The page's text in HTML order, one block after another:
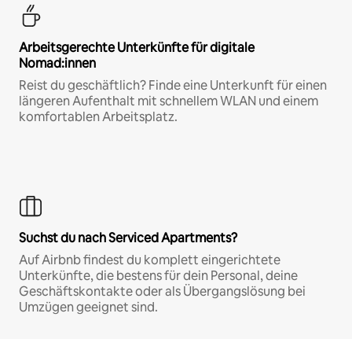
Arbeitsgerechte Unterkünfte für digitale
Nomad:innen
Reist du geschäftlich? Finde eine Unterkunft für einen
längeren Aufenthalt mit schnellem WLAN und einem
komfortablen Arbeitsplatz.
Suchst du nach Serviced Apartments?
Auf Airbnb findest du komplett eingerichtete
Unterkünfte, die bestens für dein Personal, deine
Geschäftskontakte oder als Übergangslösung bei
Umzügen geeignet sind.